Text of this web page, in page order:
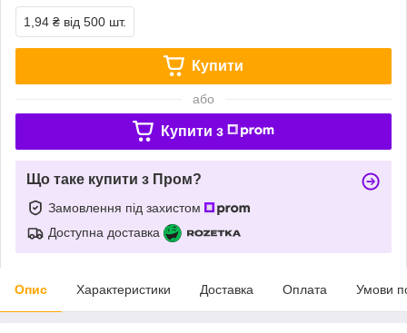
1,94 ₴ від 500 шт.
Купити
або
Купити з
Що таке купити з Пром?
Замовлення під захистом
Доступна доставка
Опис Характеристики Доставка Оплата Умови